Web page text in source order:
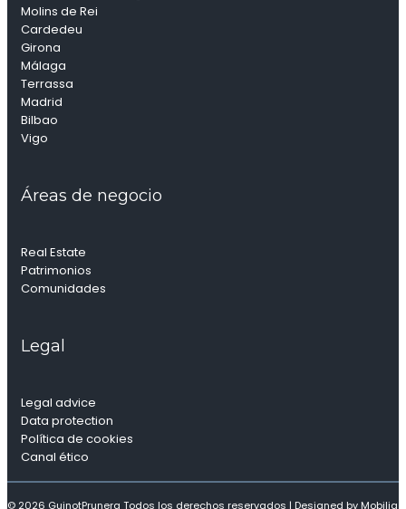
Molins de Rei
Cardedeu
Girona
Málaga
Terrassa
Madrid
Bilbao
Vigo
Áreas de negocio
Real Estate
Patrimonios
Comunidades
Legal
Legal advice
Data protection
Política de cookies
Canal ético
© 2026 GuinotPrunera Todos los derechos reservados | Designed by Mobilia